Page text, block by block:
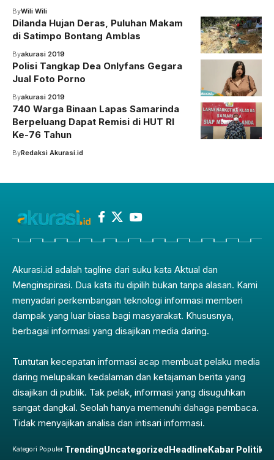
ByWili Wili
Dilanda Hujan Deras, Puluhan Makam
di Satimpo Bontang Amblas
Byakurasi 2019
Polisi Tangkap Dea Onlyfans Gegara
Jual Foto Porno
Byakurasi 2019
740 Warga Binaan Lapas Samarinda
Berpeluang Dapat Remisi di HUT RI
Ke-76 Tahun
ByRedaksi Akurasi.id
Akurasi.id adalah tagline dari suku kata Aktual dan
Menginspirasi. Dua kata itu dipilih bukan tanpa alasan. Kami
menyadari perkembangan teknologi informasi memberi
dampak yang luar biasa bagi masyarakat. Khususnya,
berbagai informasi yang disajikan media daring.
Tuntutan kecepatan informasi acap membuat pelaku media
daring melupakan kedalaman dan ketajaman berita yang
disajikan di publik. Tak pelak, informasi yang disuguhkan
sangat dangkal. Seolah hanya memenuhi dahaga pembaca.
Tidak menyajikan analisa dan intisari informasi.
Kategori Populer:TrendingUncategorizedHeadlineKabar Politik